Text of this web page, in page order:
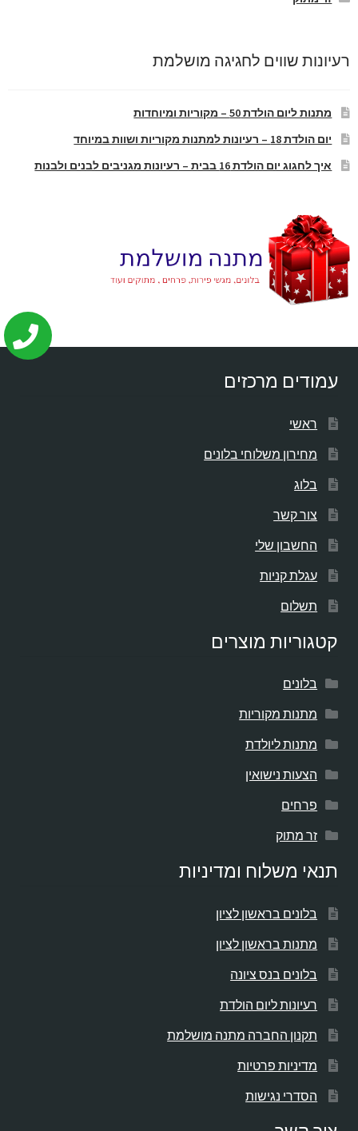
רעיונות שווים לחגיגה מושלמת
מתנות ליום הולדת 50 – מקוריות ומיוחדות
יום הולדת 18 – רעיונות למתנות מקוריות ושוות במיוחד
איך לחגוג יום הולדת 16 בבית – רעיונות מגניבים לבנים ולבנות
עמודים מרכזים
ראשי
מחירון משלוחי בלונים
בלוג
צור קשר
החשבון שלי
עגלת קניות
תשלום
קטגוריות מוצרים
בלונים
מתנות מקוריות
מתנות ליולדת
הצעות נישואין
פרחים
זר מתוק
תנאי משלוח ומדיניות
בלונים בראשון לציון
מתנות בראשון לציון
בלונים בנס ציונה
רעיונות ליום הולדת
תקנון החברה מתנה מושלמת
מדיניות פרטיות
הסדרי נגישות